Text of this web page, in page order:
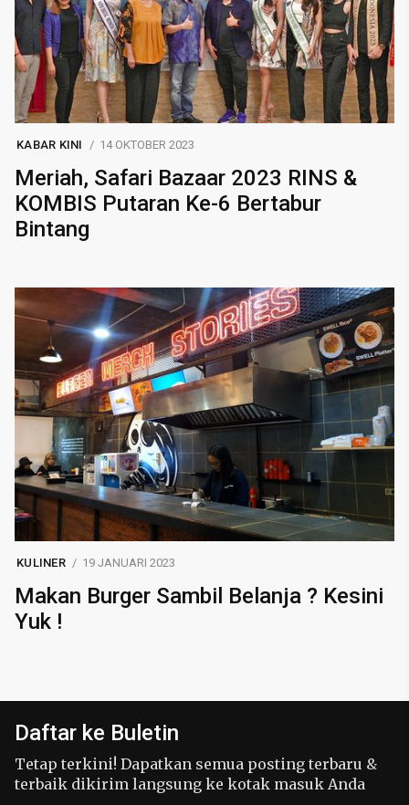
KABAR KINI 14 OKTOBER 2023
Meriah, Safari Bazaar 2023 RINS &
KOMBIS Putaran Ke-6 Bertabur
Bintang
KULINER 19 JANUARI 2023
Makan Burger Sambil Belanja ? Kesini
Yuk !
Daftar ke Buletin
Tetap terkini! Dapatkan semua posting terbaru &
terbaik dikirim langsung ke kotak masuk Anda